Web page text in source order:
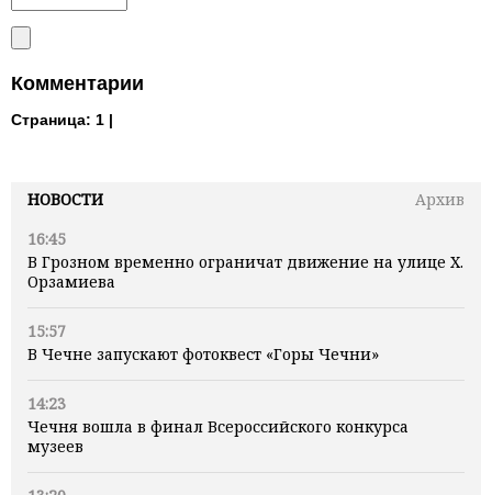
НОВОСТИ
Архив
16:45
В Грозном временно ограничат движение на улице Х.
Орзамиева
15:57
В Чечне запускают фотоквест «Горы Чечни»
14:23
Чечня вошла в финал Всероссийского конкурса
музеев
Комментарии
Страница: 1 |